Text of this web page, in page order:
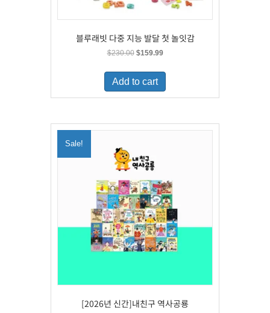
블루래빗 다중 지능 발달 첫 놀잇감
$230.00 Original
was:
$230.00.
$159.99Current
is:
Add to cart
Sale!
[2026년 신간]내친구 역사공룡